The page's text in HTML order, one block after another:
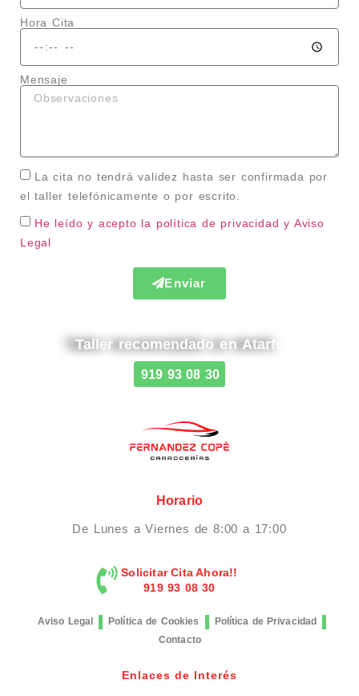
Hora Cita
Mensaje
La cita no tendrá validez hasta ser confirmada por
el taller telefónicamente o por escrito.
He leído y acepto la política de privacidad y Aviso
Legal
Enviar
Taller recomendado en Atarfe
919 93 08 30
Horario
De Lunes a Viernes de 8:00 a 17:00
Solicitar Cita Ahora!!
919 93 08 30
Aviso Legal Política de Cookies
Política de Privacidad
Contacto
Enlaces de Interés